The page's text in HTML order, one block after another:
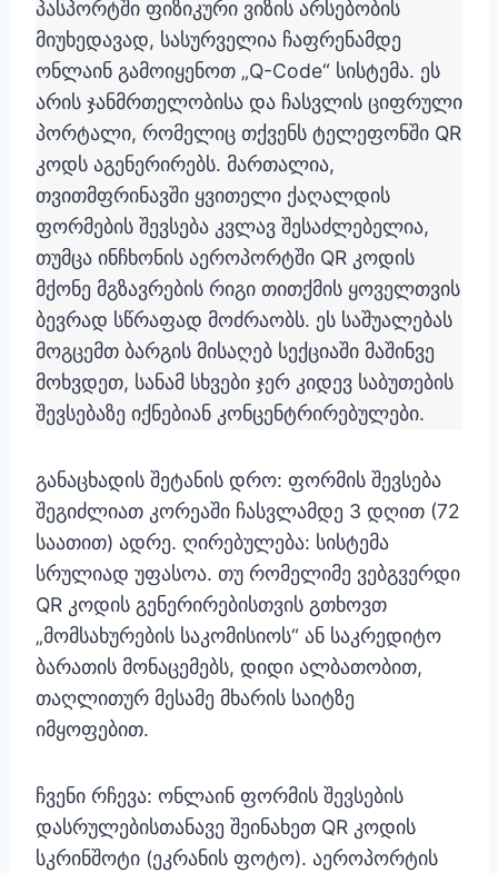
პასპორტში ფიზიკური ვიზის არსებობის
მიუხედავად, სასურველია ჩაფრენამდე
ონლაინ გამოიყენოთ „Q-Code“ სისტემა. ეს
არის ჯანმრთელობისა და ჩასვლის ციფრული
პორტალი, რომელიც თქვენს ტელეფონში QR
კოდს აგენერირებს. მართალია,
თვითმფრინავში ყვითელი ქაღალდის
ფორმების შევსება კვლავ შესაძლებელია,
თუმცა ინჩხონის აეროპორტში QR კოდის
მქონე მგზავრების რიგი თითქმის ყოველთვის
ბევრად სწრაფად მოძრაობს. ეს საშუალებას
მოგცემთ ბარგის მისაღებ სექციაში მაშინვე
მოხვდეთ, სანამ სხვები ჯერ კიდევ საბუთების
შევსებაზე იქნებიან კონცენტრირებულები.
განაცხადის შეტანის დრო: ფორმის შევსება
შეგიძლიათ კორეაში ჩასვლამდე 3 დღით (72
საათით) ადრე. ღირებულება: სისტემა
სრულიად უფასოა. თუ რომელიმე ვებგვერდი
QR კოდის გენერირებისთვის გთხოვთ
„მომსახურების საკომისიოს“ ან საკრედიტო
ბარათის მონაცემებს, დიდი ალბათობით,
თაღლითურ მესამე მხარის საიტზე
იმყოფებით.
ჩვენი რჩევა: ონლაინ ფორმის შევსების
დასრულებისთანავე შეინახეთ QR კოდის
სკრინშოტი (ეკრანის ფოტო). აეროპორტის